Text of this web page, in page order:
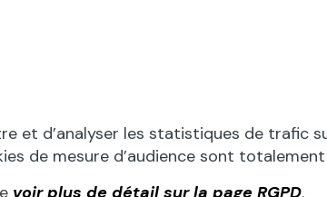
et d’analyser les statistiques de trafic
de mesure d’audience sont
voir plus de détail sur la page RGPD.